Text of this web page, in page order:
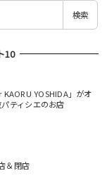
検索
10
YOSHIDA」がオ
ティシエのお店
＆閉店